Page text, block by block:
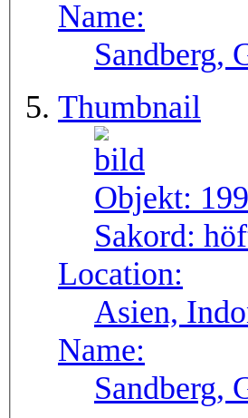
Name:
Sandberg,
Thumbnail
Objekt:
Sakord:
Location:
Asien,
Name:
Sandberg,